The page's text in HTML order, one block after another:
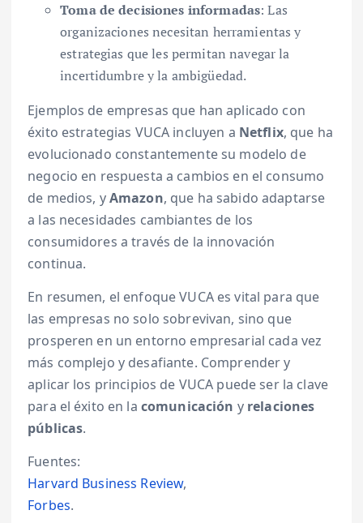
Toma de decisiones informadas: Las
organizaciones necesitan herramientas y
estrategias que les permitan navegar la
incertidumbre y la ambigüedad.
Ejemplos de empresas que han aplicado con
éxito estrategias VUCA incluyen a Netflix, que ha
evolucionado constantemente su modelo de
negocio en respuesta a cambios en el consumo
de medios, yAmazon, que ha sabido adaptarse
a las necesidades cambiantes de los
consumidores a través de la innovación
continua.
En resumen, el enfoque VUCA es vital para que
las empresas no solo sobrevivan, sino que
prosperen en un entorno empresarial cada vez
más complejo y desafiante. Comprender y
aplicar los principios de VUCA puede ser la clave
para el éxito en la comunicación y relaciones
públicas.
Fuentes:
Harvard Business Review,
Forbes.